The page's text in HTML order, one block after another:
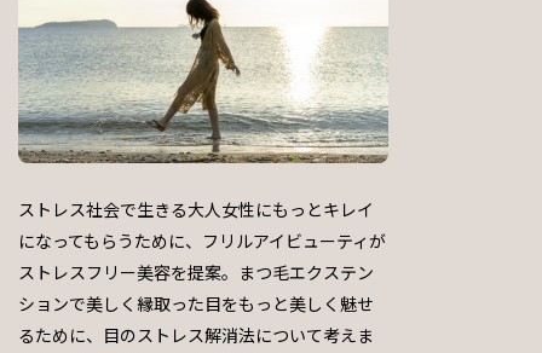
ストレス社会で生きる大人女性にもっとキレイ
になってもらうために、フリルアイビューティが
ストレスフリー美容を提案。まつ毛エクステン
ションで美しく縁取った目をもっと美しく魅せ
るために、目のストレス解消法について考えま